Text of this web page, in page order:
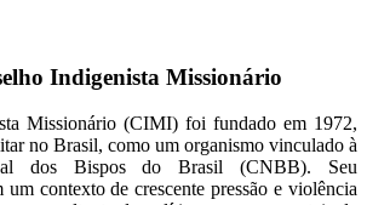
Indigenista Missionário
Missionário (CIMI) foi fundado em 1972,
no Brasil, como um organismo vinculado à
dos Bispos do Brasil (CNBB). Seu
um contexto de crescente pressão e violência